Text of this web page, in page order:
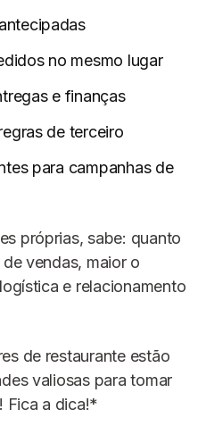
no mesmo lugar
e finanças
de terceiro
para campanhas de
próprias, sabe: quanto
vendas, maior o
e relacionamento
de restaurante estão
valiosas para tomar
Fica a dica!*